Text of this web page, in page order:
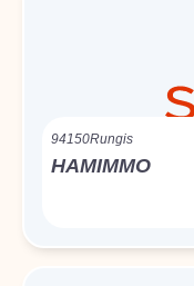
94150Rungis
HAMIMMO